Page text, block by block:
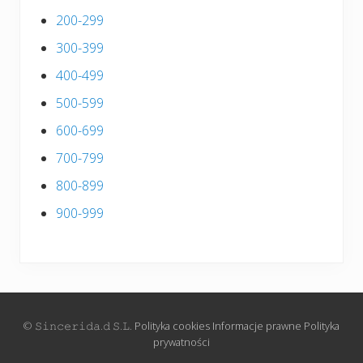
200-299
300-399
400-499
500-599
600-699
700-799
800-899
900-999
© 𝚂𝚒𝚗𝚌𝚎𝚛𝚒𝚍𝚊.𝚍 𝚂.𝙻. Polityka cookies Informacje prawne Polityka
prywatności